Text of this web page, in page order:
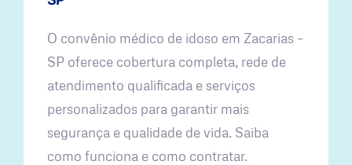
O convênio médico de idoso em Zacarias –
SP oferece cobertura completa, rede de
atendimento qualificada e serviços
personalizados para garantir mais
segurança e qualidade de vida. Saiba
como funciona e como contratar.